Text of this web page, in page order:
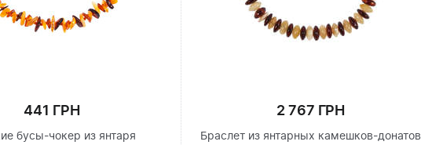
441 ГРН
бусы-чокер из янтаря
2 767 ГРН
Браслет из янтарных камешков-донатов